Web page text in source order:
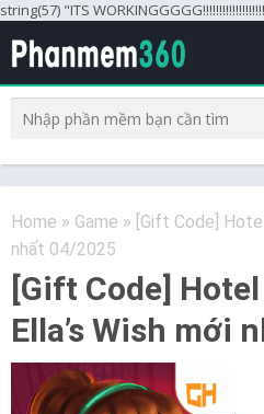
string(57) "ITS
Home » Game » [Gift Code]
nhất 04/2025
[Gift Code]
Ella’s Wish mới